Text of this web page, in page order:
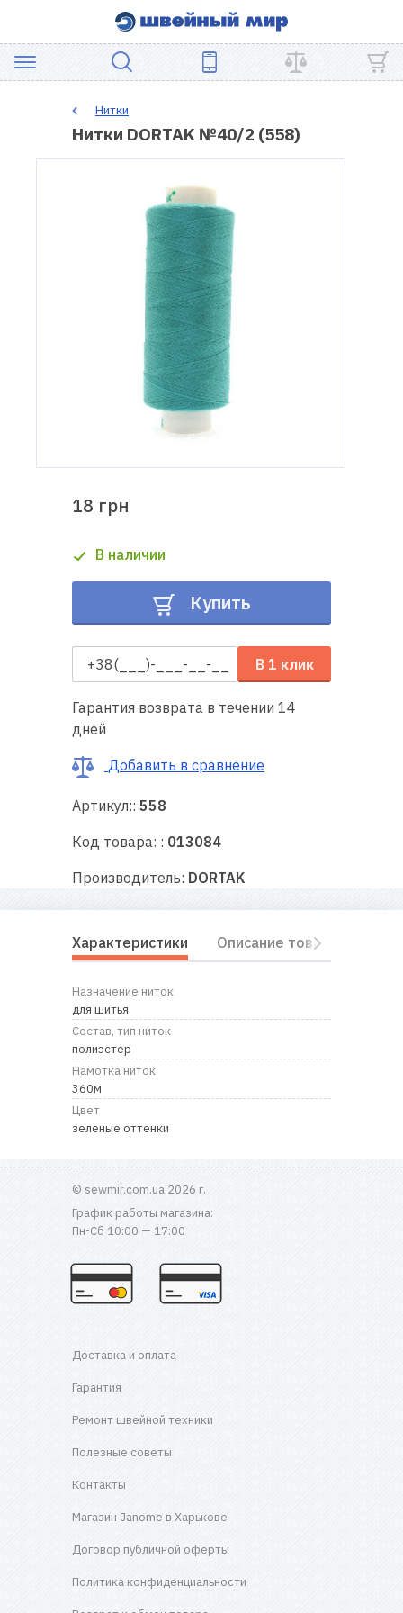
ШВЕЙНОЕ
Ремонт
швейной
Полезные
советы
Контакты
Нитки
Нитки DORTAK №40/2 (558)
18 грн
В наличии
Купить
В 1 клик
Гарантия возврата в течении 14
дней
Добавить в сравнение
Артикул:: 558
Код товара: : 013084
Производитель: DORTAK
Характеристики Описание товара
Назначение ниток
для шитья
Состав, тип ниток
полиэстер
Намотка ниток
360м
Цвет
зеленые оттенки
© sewmir.com.ua 2026 г.
График работы магазина:
Пн-Сб 10:00 — 17:00
Доставка и оплата
Гарантия
Ремонт швейной техники
Полезные советы
Контакты
Магазин Janome в Харькове
Договор публичной оферты
Политика конфиденциальности